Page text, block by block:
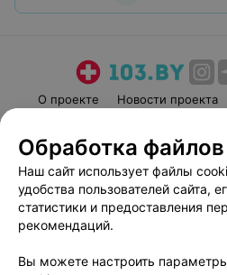
О проекте Новости проекта
Пользовательское
Вакансии
Написать
Обработка
Наш сайт использует файлы
удобства пользователей сайта,
статистики и предоставления
рекомендаций.
Вы можете настроить